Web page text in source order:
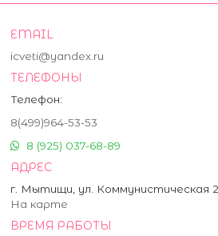
EMAIL
icveti@yandex.ru
ТЕЛЕФОНЫ
Телефон:
8(499)964-53-53
8 (925) 037-68-89
АДРЕС
г. Мытищи, ул. Коммунистическая
На карте
ВРЕМЯ РАБОТЫ